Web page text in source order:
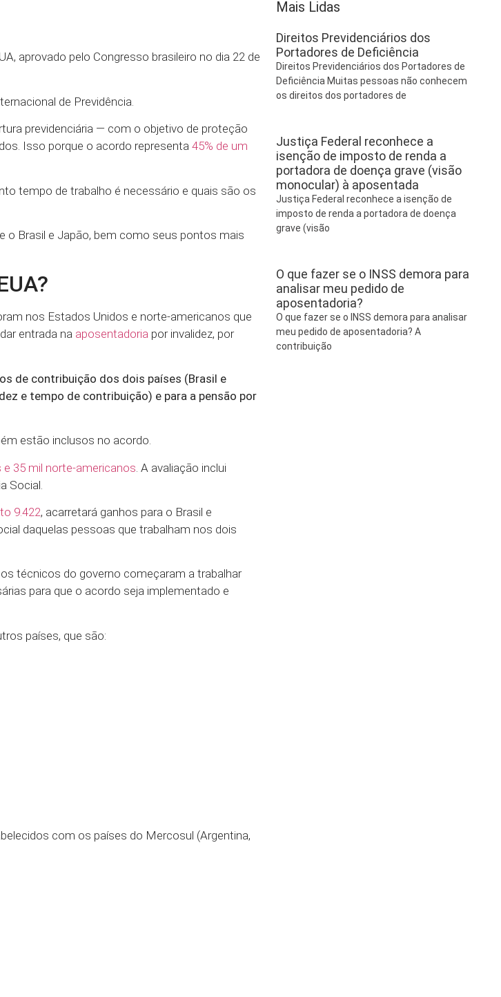
aprovado pelo Congresso brasileiro no dia 22 de
de Previdência.
previdenciária — com o objetivo de proteção
Isso porque o acordo representa 45% de um
tempo de trabalho é necessário e quais são os
o Brasil e Japão, bem como seus pontos mais
nos Estados Unidos e norte-americanos que
entrada na aposentadoria por invalidez, por
de contribuição dos dois países (Brasil e
e tempo de contribuição) e para a pensão por
estão inclusos no acordo.
e 35 mil norte-americanos . A avaliação inclui
Social.
9.422, acarretará ganhos para o Brasil e
daquelas pessoas que trabalham nos dois
técnicos do governo começaram a trabalhar
para que o acordo seja implementado e
países, que são:
com os países do Mercosul (Argentina,
Mais Lidas
Direitos Previdenciários dos
Portadores de Deficiência
Direitos Previdenciários dos Portadores de
Deficiência Muitas pessoas não conhecem
os direitos dos portadores de
Justiça Federal reconhece a
isenção de imposto de renda a
portadora de doença grave (visão
monocular) à aposentada
Justiça Federal reconhece a isenção de
imposto de renda a portadora de doença
grave (visão
O que fazer se o INSS demora para
analisar meu pedido de
aposentadoria?
O que fazer se o INSS demora para analisar
meu pedido de aposentadoria? A
contribuição